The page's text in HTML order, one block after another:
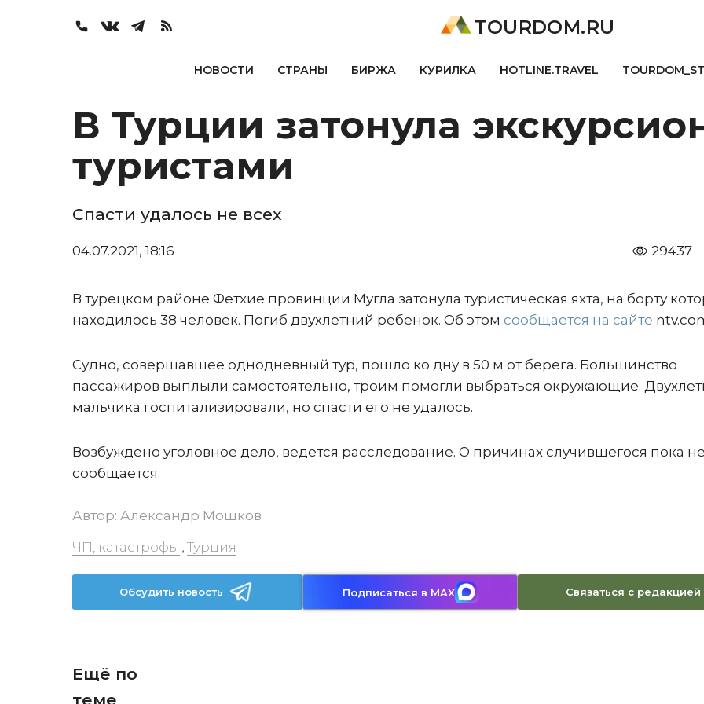
TOURDOM.RU
НОВОСТИ СТРАНЫ БИРЖА КУРИЛКА HOTLINE.TRAVEL
В Турции затонула
туристами
Спасти удалось не всех
04.07.2021, 18:16 29437
В турецком районе Фетхие провинции Мугла затонула туристическая яхта, на борту
находилось 38 человек. Погиб двухлетний ребенок. Об этом сообщается на сайте
Судно, совершавшее однодневный тур, пошло ко дну в 50 м от берега. Большинство
пассажиров выплыли самостоятельно, троим помогли выбраться окружающие.
мальчика госпитализировали, но спасти его не удалось.
Возбуждено уголовное дело, ведется расследование. О причинах случившегося пока не
сообщается.
Автор: Александр Мошков
ЧП, катастрофы , Турция
Обсудить новость Подписаться в MAX Связаться с редакцией
Ещё по
теме